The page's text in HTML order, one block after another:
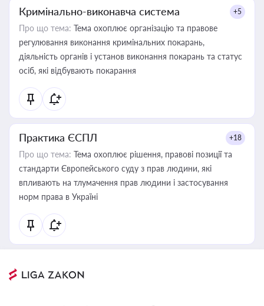
Кримінально-виконавча система +5
Про що тема: Тема охоплює організацію та правове
регулювання виконання кримінальних покарань,
діяльність органів і установ виконання покарань та статус
осіб, які відбувають покарання
Практика ЄСПЛ +18
Про що тема: Тема охоплює рішення, правові позиції та
стандарти Європейського суду з прав людини, які
впливають на тлумачення прав людини і застосування
норм права в Україні